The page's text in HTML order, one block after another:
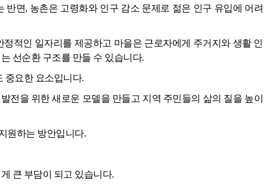
반면, 농촌은 고령화와 인구 감소 문제로 젊은 인구 유입에 어려
적인 일자리를 제공하고 마을은 근로자에게 주거지와 생활 인
선순환 구조를 만들 수 있습니다.
중요한 요소입니다.
전을 위한 새로운 모델을 만들고 지역 주민들의 삶의 질을 높이
원하는 방안입니다.
큰 부담이 되고 있습니다.